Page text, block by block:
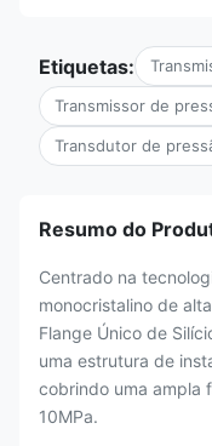
Etiquetas:
Transmissor de
Transdutor de
Resumo do
Centrado na
monocristalino de
Flange Único de
uma estrutura de
cobrindo uma ampla
10MPa.